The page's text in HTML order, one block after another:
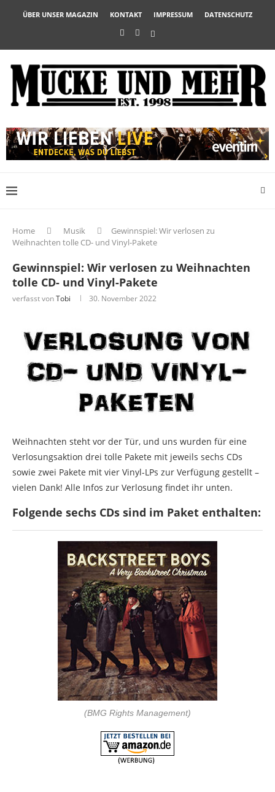
ÜBER UNSER MAGAZIN KONTAKT IMPRESSUM DATENSCHUTZ
Home Musik
Gewinnspiel: Wir verlosen zu
Weihnachten tolle CD- und Vinyl-Pakete
Gewinnspiel: Wir verlosen zu Weihnachten
tolle CD- und Vinyl-Pakete
verfasst vonTobi 30. November 2022
Weihnachten steht vor der Tür, und uns wurden für eine
Verlosungsaktion drei tolle Pakete mit jeweils sechs CDs
sowie zwei Pakete mit vier Vinyl-LPs zur Verfügung gestellt –
vielen Dank! Alle Infos zur Verlosung findet ihr unten.
Folgende sechs CDs sind im Paket enthalten:
(BMG Rights Management)